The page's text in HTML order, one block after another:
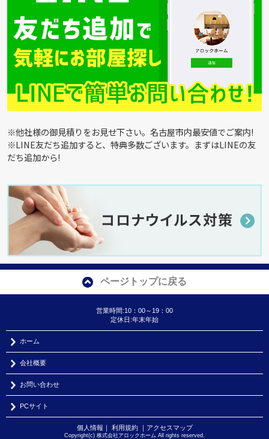
※他社様の御見積りをお見せ下さい。名古屋市内最安値でご案内!
※LINE友だち追加すると、特典多数ございます。まずはLINEの友
だち追加から!
ページトップに戻る
営業時間:10：00～19：00
定休日:年末年始
ホーム
会社概要
お問い合わせ
PCサイト
個人情報 ｜ 利用規約｜ アクセスマップ
Copyright(c) 株式会社アロックホーム All rights reserved.